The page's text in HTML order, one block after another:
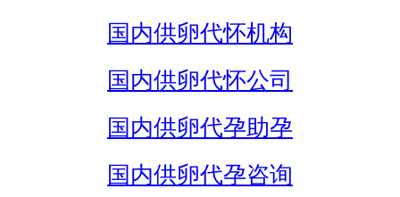
国内供卵代怀机构
国内供卵代怀公司
国内供卵代孕助孕
国内供卵代孕咨询